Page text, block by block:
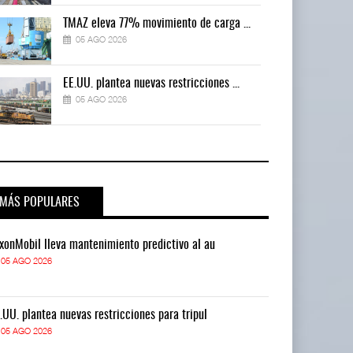
TMAZ eleva 77% movimiento de carga ...
05 AGO 2026
EE.UU. plantea nuevas restricciones ...
05 AGO 2026
MÁS POPULARES
lleva mantenimiento predictivo al au
05 AGO 2026
plantea nuevas restricciones para tripul
05 AGO 2026